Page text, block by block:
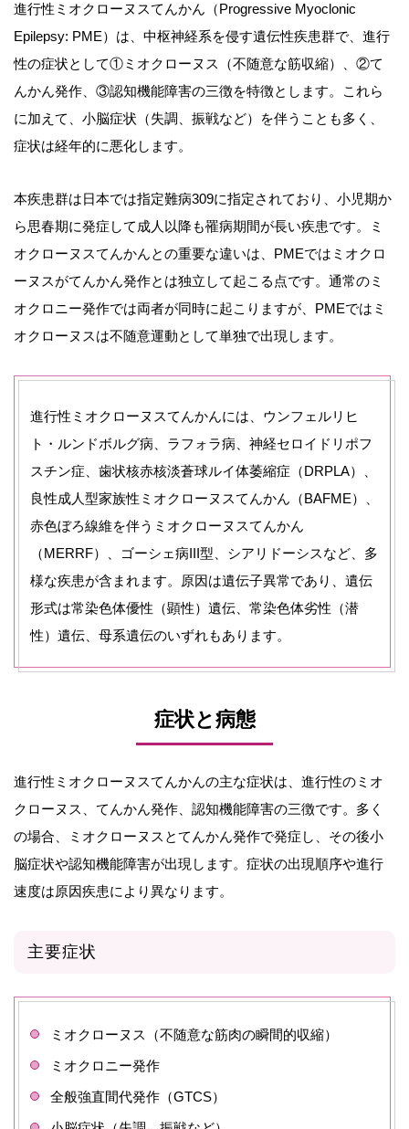
進行性ミオクローヌスてんかん（Progressive Myoclonic
Epilepsy: PME）は、中枢神経系を侵す遺伝性疾患群で、進行
性の症状として①ミオクローヌス（不随意な筋収縮）、②て
んかん発作、③認知機能障害の三徴を特徴とします。これら
に加えて、小脳症状（失調、振戦など）を伴うことも多く、
症状は経年的に悪化します。
本疾患群は日本では指定難病309に指定されており、小児期か
ら思春期に発症して成人以降も罹病期間が長い疾患です。ミ
オクローヌスてんかんとの重要な違いは、PMEではミオクロ
ーヌスがてんかん発作とは独立して起こる点です。通常のミ
オクロニー発作では両者が同時に起こりますが、PMEではミ
オクローヌスは不随意運動として単独で出現します。
進行性ミオクローヌスてんかんには、ウンフェルリヒ
ト・ルンドボルグ病、ラフォラ病、神経セロイドリポフ
スチン症、歯状核赤核淡蒼球ルイ体萎縮症（DRPLA）、
良性成人型家族性ミオクローヌスてんかん（BAFME）、
赤色ぼろ線維を伴うミオクローヌスてんかん
（MERRF）、ゴーシェ病III型、シアリドーシスなど、多
様な疾患が含まれます。原因は遺伝子異常であり、遺伝
形式は常染色体優性（顕性）遺伝、常染色体劣性（潜
性）遺伝、母系遺伝のいずれもあります。
症状と病態
進行性ミオクローヌスてんかんの主な症状は、進行性のミオ
クローヌス、てんかん発作、認知機能障害の三徴です。多く
の場合、ミオクローヌスとてんかん発作で発症し、その後小
脳症状や認知機能障害が出現します。症状の出現順序や進行
速度は原因疾患により異なります。
主要症状
ミオクローヌス（不随意な筋肉の瞬間的収縮）
ミオクロニー発作
全般強直間代発作（GTCS）